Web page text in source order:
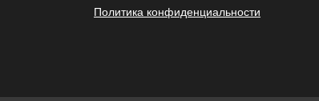
Политика конфиденциальности